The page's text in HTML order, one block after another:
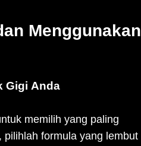
Menggunakan
Gigi Anda
memilih yang paling
, pilihlah formula yang lembut